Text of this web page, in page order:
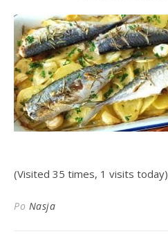
(Visited 35 times, 1 visits today)
Po Nasja